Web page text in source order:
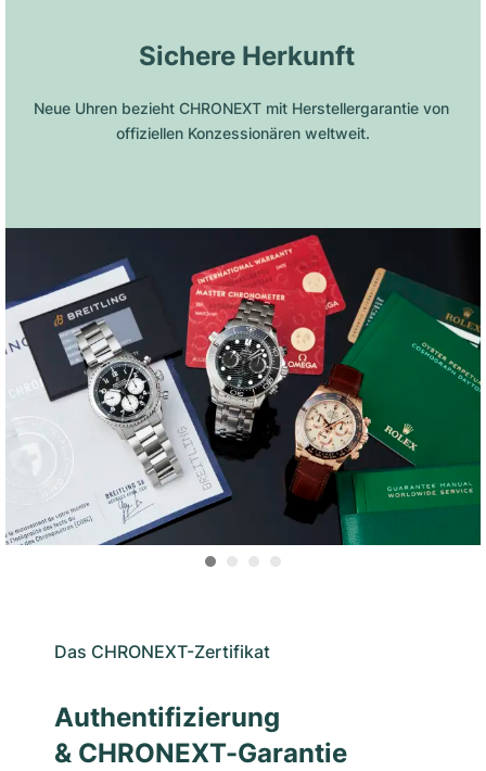
Sichere Herkunft
Neue Uhren bezieht CHRONEXT mit Herstellergarantie von
offiziellen Konzessionären weltweit.
Das CHRONEXT-Zertifikat
Authentifizierung
& CHRONEXT-Garantie